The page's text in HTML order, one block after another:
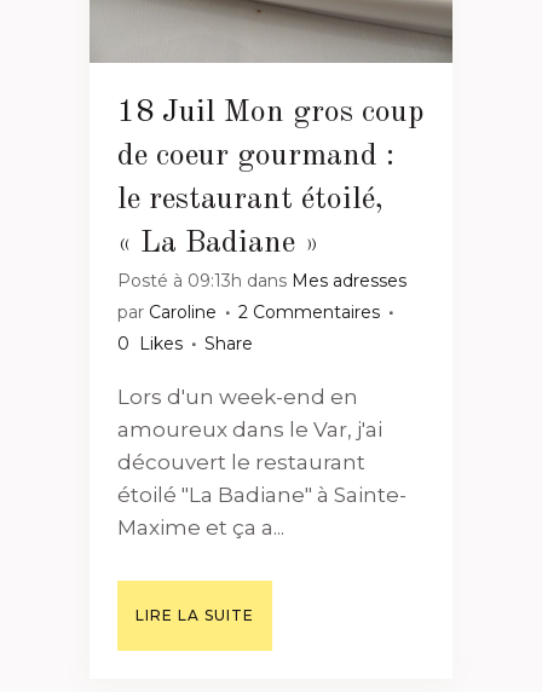
18 Juil Mon gros coup
de coeur gourmand :
le restaurant étoilé,
« La Badiane »
Posté à 09:13h dans Mes adresses
par Caroline
2 Commentaires
0
Likes Share
Lors d'un week-end en
amoureux dans le Var, j'ai
découvert le restaurant
étoilé "La Badiane" à Sainte-
Maxime et ça a...
LIRE LA SUITE